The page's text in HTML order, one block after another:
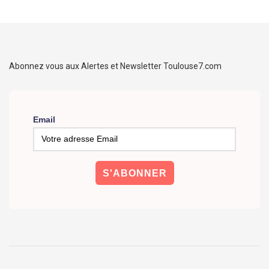
Abonnez vous aux Alertes et Newsletter Toulouse7.com
Email